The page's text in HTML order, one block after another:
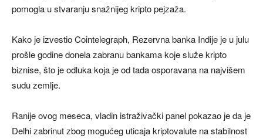
pomogla u stvaranju snažnijeg kripto pejzaža.
Kako je izvestio Cointelegraph, Rezervna banka Indije je u julu
prošle godine donela zabranu bankama koje služe kripto
biznise, što je odluka koja je od tada osporavana na najvišem
sudu zemlje.
Ranije ovog meseca, vladin istraživački panel pokazao je da je
Delhi zabrinut zbog mogućeg uticaja kriptovalute na stabilnost